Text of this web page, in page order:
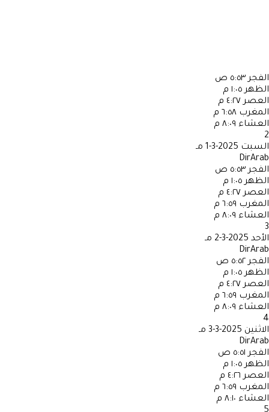
الفجر ٥:٥٣ ص
الظهر ١:٠٥ م
العصر ٤:٢٧ م
المغرب ٦:٥٨ م
العشاء ٨:٠٩ م
2
السبت 2025-3-1 مـ
DirArab
الفجر ٥:٥٣ ص
الظهر ١:٠٥ م
العصر ٤:٢٧ م
المغرب ٦:٥٩ م
العشاء ٨:٠٩ م
3
الأحد 2025-3-2 مـ
DirArab
الفجر ٥:٥٢ ص
الظهر ١:٠٥ م
العصر ٤:٢٧ م
المغرب ٦:٥٩ م
العشاء ٨:٠٩ م
4
الاثنين 2025-3-3 مـ
DirArab
الفجر ٥:٥١ ص
الظهر ١:٠٥ م
العصر ٤:٢٦ م
المغرب ٦:٥٩ م
العشاء ٨:١٠ م